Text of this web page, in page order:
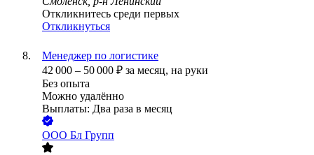
Откликнитесь среди первых
Откликнуться
Менеджер по логистике
42 000 – 50 000 ₽ за месяц, на руки
Без опыта
Можно удалённо
Выплаты: Два раза в месяц
ООО Бл Групп